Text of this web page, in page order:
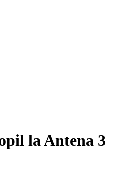
la Antena 3